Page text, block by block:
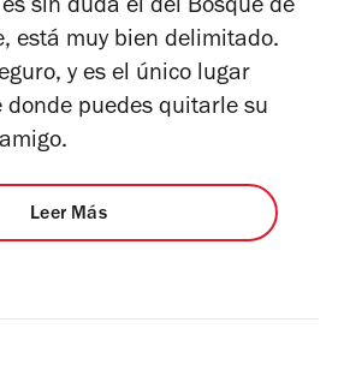
sin duda el del Bosque de
está muy bien delimitado.
y es el único lugar
donde puedes quitarle su
Leer Más